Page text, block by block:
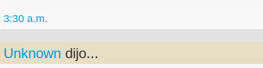
3:30 a.m.
Unknown dijo...